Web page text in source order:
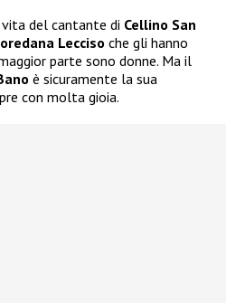
del cantante di Cellino San
Lecciso che gli hanno
parte sono donne. Ma il
è sicuramente la sua
con molta gioia.